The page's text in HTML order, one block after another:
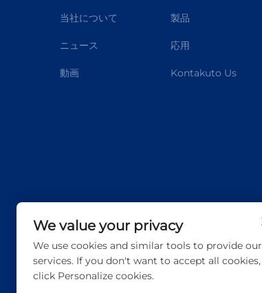
当社について 製品
ニュース 応用
動画 Kontakuto Us
We value your privacy
We use cookies and similar tools to provide our
services. If you don't want to accept all cookies,
click Personalize cookies.